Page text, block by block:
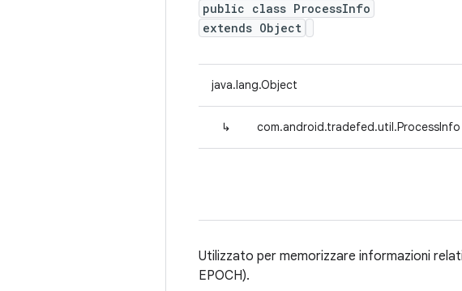
public class ProcessInfo
extends Object
java.lang.Object
↳ com.android.tradefed.util.ProcessInfo
Utilizzato per memorizzare informazioni
EPOCH).